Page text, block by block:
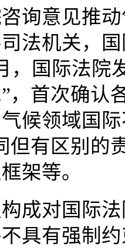
询意见推
法机关，
，国际法院
，首次确认
候领域国
但有区别的
架等。
成对国际
具有强制